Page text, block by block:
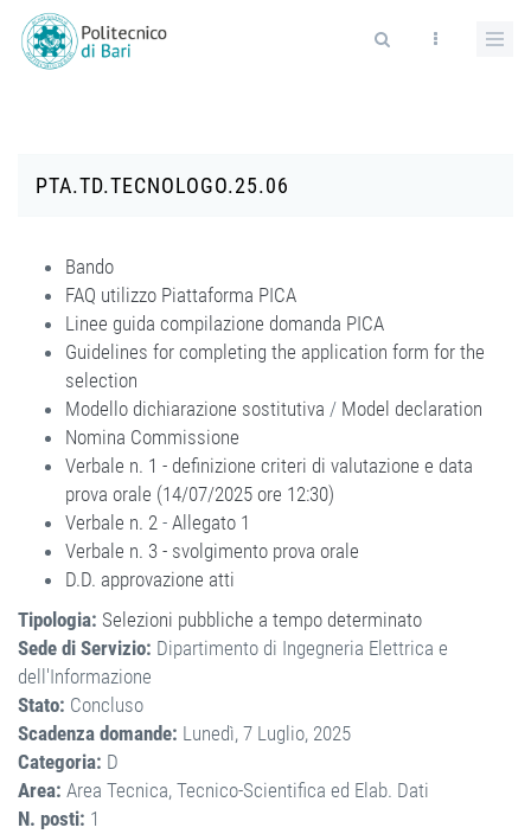
Salta al contenuto principale
PTA.TD.TECNOLOGO.25.06
Bando
FAQ utilizzo Piattaforma PICA
Linee guida compilazione domanda PICA
Guidelines for completing the application form for the
selection
Modello dichiarazione sostitutiva / Model declaration
Nomina Commissione
Verbale n. 1 - definizione criteri di valutazione e data
prova orale (14/07/2025 ore 12:30)
Verbale n. 2 - Allegato 1
Verbale n. 3 - svolgimento prova orale
D.D. approvazione atti
Tipologia: Selezioni pubbliche a tempo determinato
Sede di Servizio: Dipartimento di Ingegneria Elettrica e
dell'Informazione
Stato: Concluso
Scadenza domande: Lunedì, 7 Luglio, 2025
Categoria: D
Area: Area Tecnica, Tecnico-Scientifica ed Elab. Dati
N. posti: 1